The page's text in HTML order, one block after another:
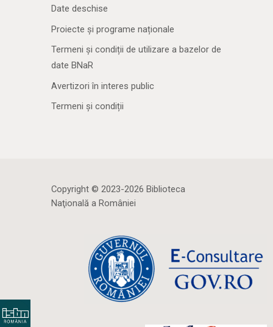
Date deschise
Proiecte și programe naționale
Termeni și condiții de utilizare a bazelor de
date BNaR
Avertizori în interes public
Termeni și condiții
Copyright © 2023-2026 Biblioteca
Naţională a României